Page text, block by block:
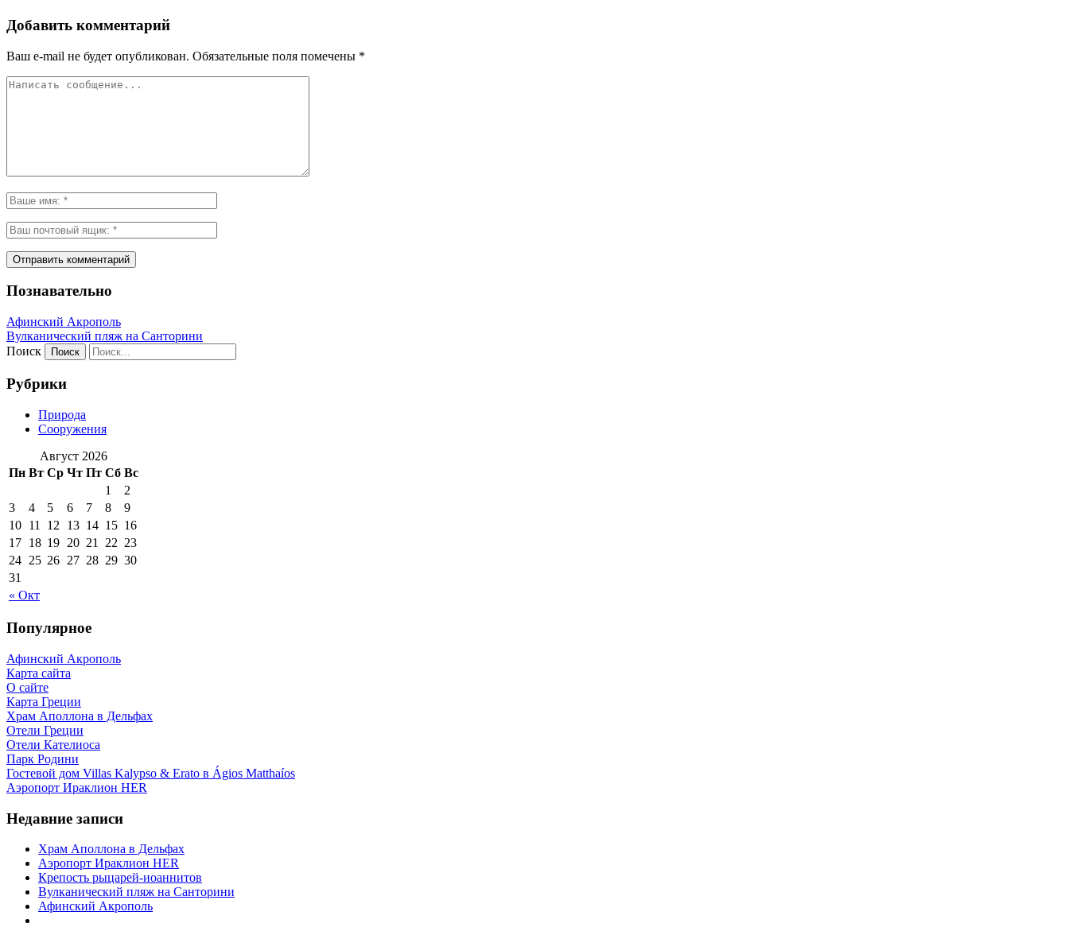
Добавить комментарий
Ваш e-mail не будет опубликован. Обязательные поля помечены *
Познавательно
Афинский Акрополь
Вулканический пляж на Санторини
Поиск
Рубрики
Природа
Сооружения
Август 2026
Пн Вт Ср Чт Пт Сб Вс
« Окт
1
2
3
4 5 6 7 8
9
10 11 12 13 14 15 16
17 18 19 20 21 22 23
24 25 26 27 28 29 30
31
Популярное
Афинский Акрополь
Карта сайта
О сайте
Карта Греции
Храм Аполлона в Дельфах
Отели Греции
Отели Кателиоса
Парк Родини
Гостевой дом Villas Kalypso & Erato в Ágios Matthaíos
Аэропорт Ираклион HER
Недавние записи
Храм Аполлона в Дельфах
Аэропорт Ираклион HER
Крепость рыцарей-иоаннитов
Вулканический пляж на Санторини
Афинский Акрополь